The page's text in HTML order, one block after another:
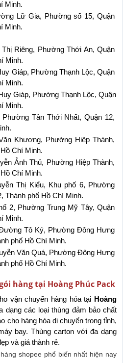
Minh.
Lữ Gia, Phường số 15, Quận
Minh.
Riêng, Phường Thới An, Quận
Minh.
Giáp, Phường Thạnh Lộc, Quận
Minh.
Giáp, Phường Thạnh Lộc, Quận
Minh.
Tân Thới Nhất, Quận 12,
Khương, Phường Hiệp Thành,
Chí Minh.
Ảnh Thủ, Phường Hiệp Thành,
Chí Minh.
Thị Kiểu, Khu phố 6, Phường
Thành phố Hồ Chí Minh.
2, Phường Trung Mỹ Tây, Quận
Minh.
Tô Ký, Phường Đông Hưng
phố Hồ Chí Minh.
Văn Quá, Phường Đông Hưng
phố Hồ Chí Minh.
hàng tại Hoàng Phúc Pack
vận chuyển hàng hóa tại Hoàng
dạng các loại thùng đảm bảo chất
cho hàng hóa di chuyển trong tỉnh,
bay. Thùng carton với đa dạng
và giá thành rẻ.
shopee phổ biến nhất hiện nay